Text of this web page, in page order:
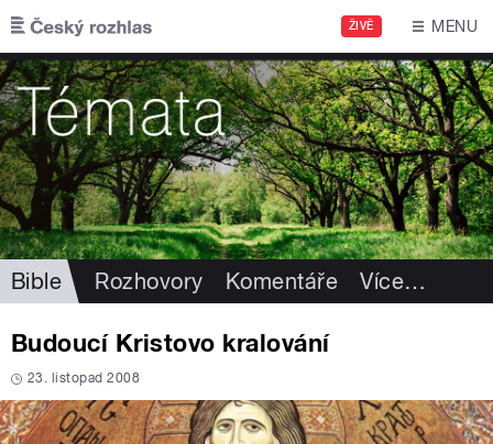
Přejít k hlavnímu obsahu
ŽIVĚ MENU
Bible Rozhovory Komentáře Více…
Budoucí Kristovo kralování
23. listopad 2008